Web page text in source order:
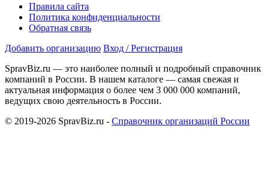
Правила сайта
Политика конфиденциальности
Обратная связь
Добавить организацию Вход / Регистрация
SpravBiz.ru — это наиболее полный и подробный справочник
компаний в России. В нашем каталоге — самая свежая и
актуальная информация о более чем 3 000 000 компаний,
ведущих свою деятельность в России.
© 2019-2026 SpravBiz.ru - Справочник организаций России